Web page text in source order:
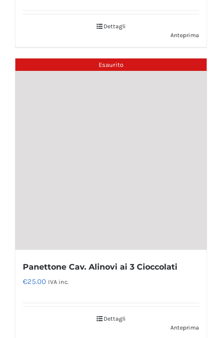
Dettagli
Anteprima
Esaurito
Panettone Cav. Alinovi ai 3 Cioccolati
€25.00 IVA inc.
Dettagli
Anteprima